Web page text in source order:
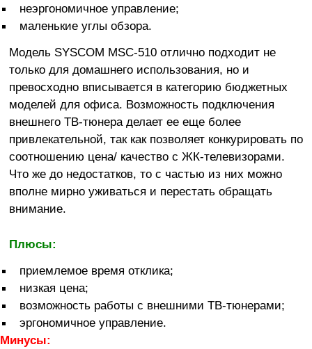
неэргономичное управление;
маленькие углы обзора.
Модель SYSCOM MSC-510 отлично подходит не
только для домашнего использования, но и
превосходно вписывается в категорию бюджетных
моделей для офиса. Возможность подключения
внешнего ТВ-тюнера делает ее еще более
привлекательной, так как позволяет конкурировать по
соотношению цена/ качество с ЖК-телевизорами.
Что же до недостатков, то с частью из них можно
вполне мирно уживаться и перестать обращать
внимание.
Плюсы:
приемлемое время отклика;
низкая цена;
возможность работы с внешними ТВ-тюнерами;
эргономичное управление.
Минусы: